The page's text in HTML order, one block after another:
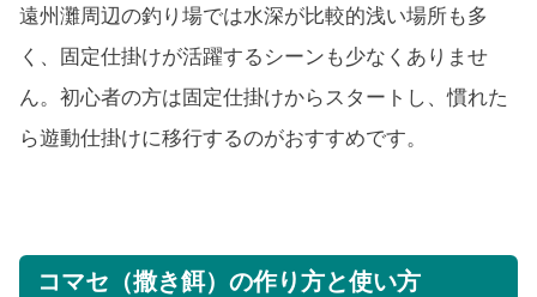
遠州灘周辺の釣り場では水深が比較的浅い場所も多
く、固定仕掛けが活躍するシーンも少なくありませ
ん。初心者の方は固定仕掛けからスタートし、慣れた
ら遊動仕掛けに移行するのがおすすめです。
コマセ（撒き餌）の作り方と使い方